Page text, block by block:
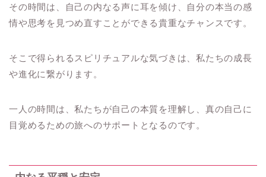
その時間は、自己の内なる声に耳を傾け、自分の本当の感
情や思考を見つめ直すことができる貴重なチャンスです。
そこで得られるスピリチュアルな気づきは、私たちの成長
や進化に繋がります。
一人の時間は、私たちが自己の本質を理解し、真の自己に
目覚めるための旅へのサポートとなるのです。